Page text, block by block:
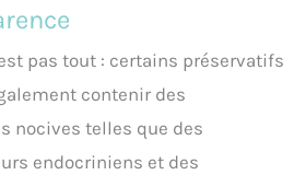
pas tout : certains préservatifs
contenir des
nocives telles que des
endocriniens et des